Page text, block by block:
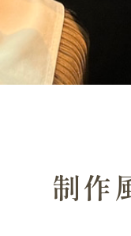
制作